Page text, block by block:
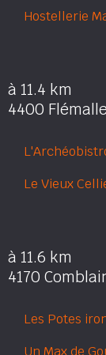
Hostellerie
à 11.4 km
4400 Flémalle
Le Vieux
à 11.6 km
4170
Les Potes
Un Max de